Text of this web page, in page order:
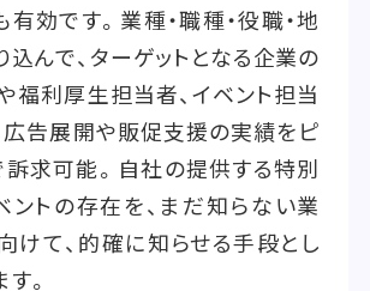
効です。業種・職種・役職・地
んで、ターゲットとなる企業の
福利厚生担当者、イベント担当
広告展開や販促支援の実績をピ
訴求可能。自社の提供する特別
ントの存在を、まだ知らない業
けて、的確に知らせる手段とし
。